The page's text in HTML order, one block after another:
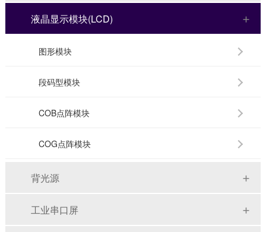
液晶显示模块(LCD)
图形模块
段码型模块
COB点阵模块
COG点阵模块
背光源
工业串口屏